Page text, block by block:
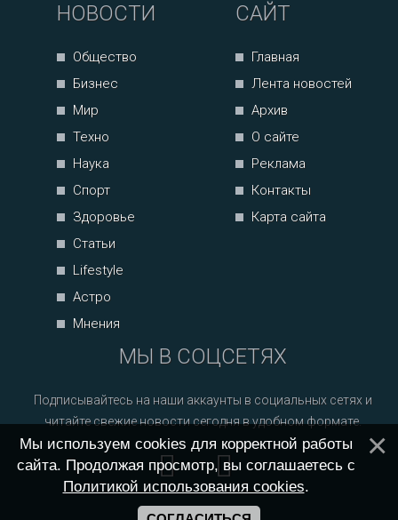
НОВОСТИ
Общество
Бизнес
Мир
Техно
Наука
Спорт
Здоровье
Статьи
Lifestyle
Астро
Мнения
САЙТ
Главная
Лента новостей
Архив
О сайте
Реклама
Контакты
Карта сайта
МЫ В СОЦСЕТЯХ
Подписывайтесь на наши аккаунты в социальных сетях и
читайте свежие новости сегодня в удобном формате.
Мы используем cookies для корректной работы
сайта. Продолжая просмотр, вы соглашаетесь с
Политикой использования cookies.